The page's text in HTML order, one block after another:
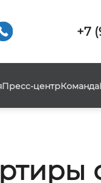
+7
Пресс-центрКоманда